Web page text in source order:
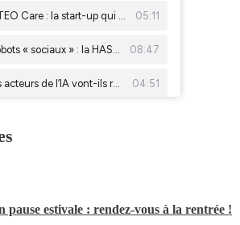
pause estivale : rendez-vous à la rentrée !